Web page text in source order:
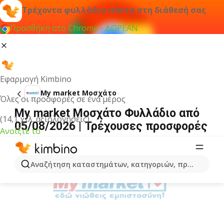
Τρέχοντα φυλλάδια πάντα στη διάθεσή σας
Προσθήκη στο Chrome - ΔΩΡΕΑΝ
Εφαρμογή Kimbino
Όλες οι προσφορές σε ένα μέρος
(14,1 χιλ. αξιολογήσεις)
Ανοίξτε το
Αναζήτηση καταστημάτων, κατηγοριών, προϊόντων...
My market Μοσχάτο
My market Μοσχάτο Φυλλάδιο από
05/08/2026 | Τρέχουσες προσφορές